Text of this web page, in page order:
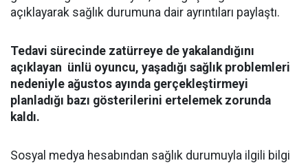
açıklayarak sağlık durumuna dair ayrıntıları paylaştı.
Tedavi sürecinde zatürreye de yakalandığını
açıklayan ünlü oyuncu, yaşadığı sağlık problemleri
nedeniyle ağustos ayında gerçekleştirmeyi
planladığı bazı gösterilerini ertelemek zorunda
kaldı.
Sosyal medya hesabından sağlık durumuyla ilgili bilgi